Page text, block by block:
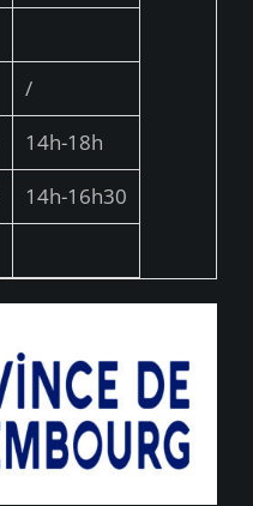
/
14h-18h
14h-16h30